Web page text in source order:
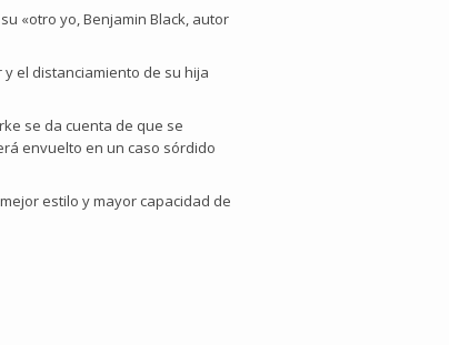
«otro yo, Benjamin Black, autor
el distanciamiento de su hija
se da cuenta de que se
envuelto en un caso sórdido
estilo y mayor capacidad de